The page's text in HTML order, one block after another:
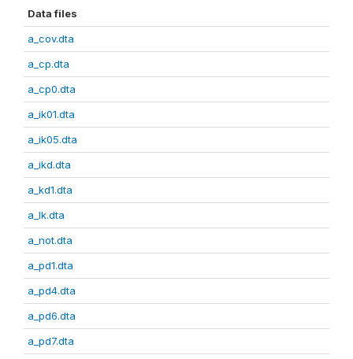
Data files
a_cov.dta
a_cp.dta
a_cp0.dta
a_ik01.dta
a_ik05.dta
a_ikd.dta
a_kd1.dta
a_lk.dta
a_not.dta
a_pd1.dta
a_pd4.dta
a_pd6.dta
a_pd7.dta